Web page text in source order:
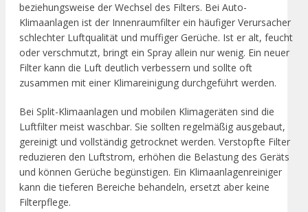
beziehungsweise der Wechsel des Filters. Bei Auto-
Klimaanlagen ist der Innenraumfilter ein häufiger Verursacher
schlechter Luftqualität und muffiger Gerüche. Ist er alt, feucht
oder verschmutzt, bringt ein Spray allein nur wenig. Ein neuer
Filter kann die Luft deutlich verbessern und sollte oft
zusammen mit einer Klimareinigung durchgeführt werden.
Bei Split-Klimaanlagen und mobilen Klimageräten sind die
Luftfilter meist waschbar. Sie sollten regelmäßig ausgebaut,
gereinigt und vollständig getrocknet werden. Verstopfte Filter
reduzieren den Luftstrom, erhöhen die Belastung des Geräts
und können Gerüche begünstigen. Ein Klimaanlagenreiniger
kann die tieferen Bereiche behandeln, ersetzt aber keine
Filterpflege.